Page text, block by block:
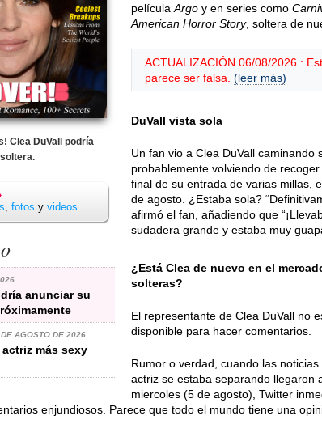
Clea DuVall podría
, fotos y videos.
anunciar su
AGOSTO DE 2026
actriz más sexy
película Argo y en series como
American Horror Story, soltera de
ACTUALIZACIÓN 06/08/2026 :
parece ser falsa. (leer más)
DuVall vista sola
Un fan vio a Clea DuVall caminando
probablemente volviendo de
final de su entrada de varias millas,
de agosto. ¿Estaba sola?
afirmó el fan, añadiendo que
sudadera grande y estaba muy
¿Está Clea de nuevo en el
solteras?
El representante de Clea DuVall no
disponible para hacer comentarios.
Rumor o verdad, cuando las noticias
actriz se estaba separando llegaron
miercoles (5 de agosto), Twitter
enjundiosos. Parece que todo el mundo tiene una